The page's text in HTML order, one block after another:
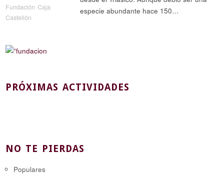
Fundación Caja
Castellón
especie abundante hace 150…
PRÓXIMAS ACTIVIDADES
NO TE PIERDAS
Populares